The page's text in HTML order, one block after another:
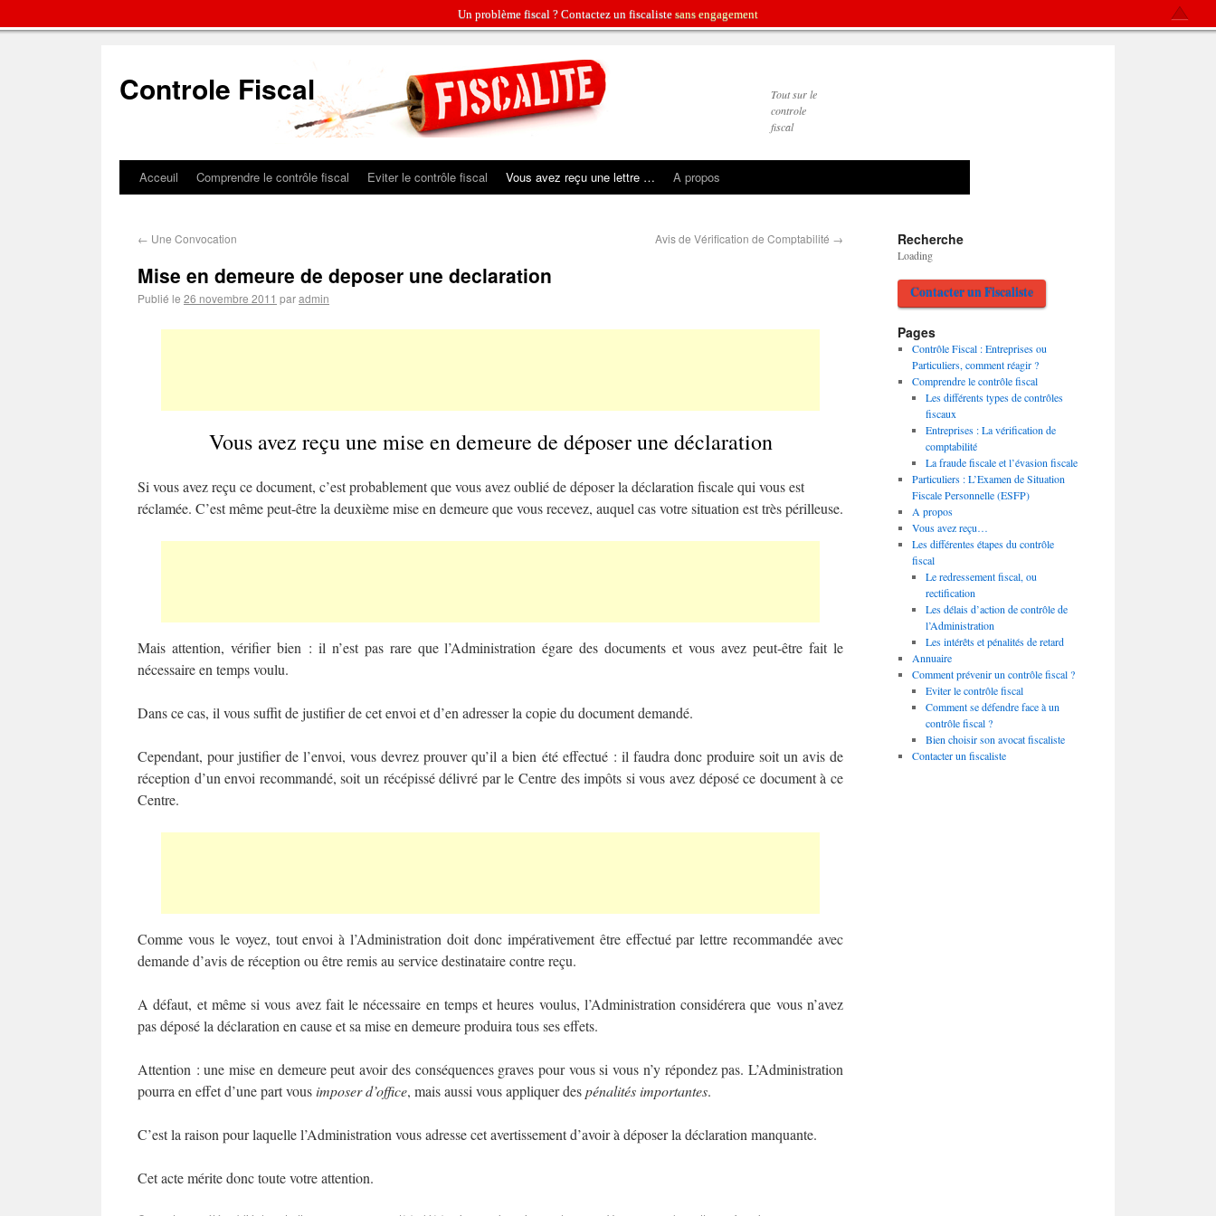
Un problème fiscal ? Contactez un fiscaliste sans engagement
Controle Fiscal
Tout sur le
controle
fiscal
Acceuil Comprendre le contrôle fiscal Eviter le contrôle fiscal Vous avez reçu une lettre … A propos
← Une Convocation Avis de Vérification de Comptabilité →
Mise en demeure de deposer une declaration
Publié le 26 novembre 2011 paradmin
Vous avez reçu une mise en demeure de déposer une déclaration
Si vous avez reçu ce document, c’est probablement que vous avez oublié de déposer la déclaration fiscale qui vous est
réclamée. C’est même peut-être la deuxième mise en demeure que vous recevez, auquel cas votre situation est très périlleuse.
Mais attention, vérifier bien : il n’est pas rare que l’Administration égare des documents et vous avez peut-être fait le
nécessaire en temps voulu.
Dans ce cas, il vous suffit de justifier de cet envoi et d’en adresser la copie du document demandé.
Cependant, pour justifier de l’envoi, vous devrez prouver qu’il a bien été effectué : il faudra donc produire soit un avis de
réception d’un envoi recommandé, soit un récépissé délivré par le Centre des impôts si vous avez déposé ce document à ce
Centre.
Comme vous le voyez, tout envoi à l’Administration doit donc impérativement être effectué par lettre recommandée avec
demande d’avis de réception ou être remis au service destinataire contre reçu.
A défaut, et même si vous avez fait le nécessaire en temps et heures voulus, l’Administration considérera que vous n’avez
pas déposé la déclaration en cause et sa mise en demeure produira tous ses effets.
Attention : une mise en demeure peut avoir des conséquences graves pour vous si vous n’y répondez pas. L’Administration
pourra en effet d’une part vousimposer d’office, mais aussi vous appliquer despénalités importantes.
C’est la raison pour laquelle l’Administration vous adresse cet avertissement d’avoir à déposer la déclaration manquante.
Cet acte mérite donc toute votre attention.
Recherche
Loading
Contacter un Fiscaliste
Pages
Contrôle Fiscal : Entreprises ou
Particuliers, comment réagir ?
Comprendre le contrôle fiscal
Les différents types de contrôles
fiscaux
Entreprises : La vérification de
comptabilité
La fraude fiscale et l’évasion fiscale
Particuliers : L’Examen de Situation
Fiscale Personnelle (ESFP)
A propos
Vous avez reçu…
Les différentes étapes du contrôle
fiscal
Le redressement fiscal, ou
rectification
Les délais d’action de contrôle de
l’Administration
Les intérêts et pénalités de retard
Annuaire
Comment prévenir un contrôle fiscal ?
Eviter le contrôle fiscal
Comment se défendre face à un
contrôle fiscal ?
Bien choisir son avocat fiscaliste
Contacter un fiscaliste